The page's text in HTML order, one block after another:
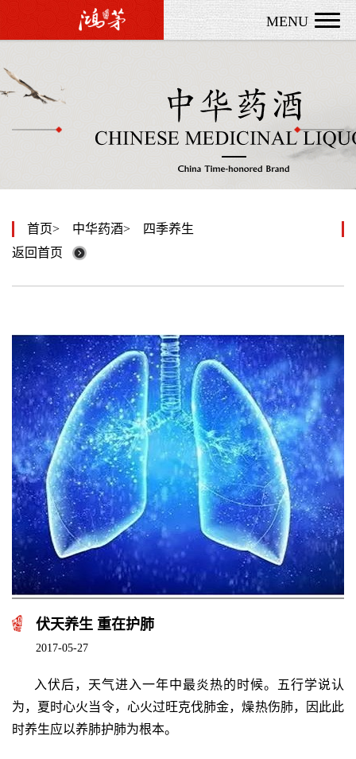
MENU
首页 中华药酒
四季养生
返回首页
伏天养生 重在护肺
2017-05-27
入伏后，天气进入一年中最炎热的时候。五行学说认
为，夏时心火当令，心火过旺克伐肺金，燥热伤肺，因此此
时养生应以养肺护肺为根本。